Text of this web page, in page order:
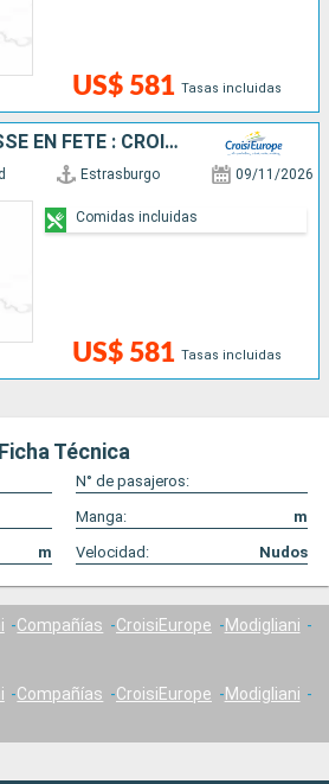
US$ 581 Tasas incluidas
L'ALSACE ET LA SUISSE EN FÊTE : CROISIÈRE ALLIANT UN SAVOIR-FAIRE EXCEPTIONNEL, DES SAVEURS UNIQUES ET UNE CULTURE LOCALE INCOMPARABLE
Estrasburgo 09/11/2026
US$ 581 Tasas incluidas
Comidas incluidas
Ficha Técnica
N° de pasajeros:
Manga:
m
m Velocidad: Nudos
Compañías CroisiEurope
Modigliani
Compañías CroisiEurope
Modigliani